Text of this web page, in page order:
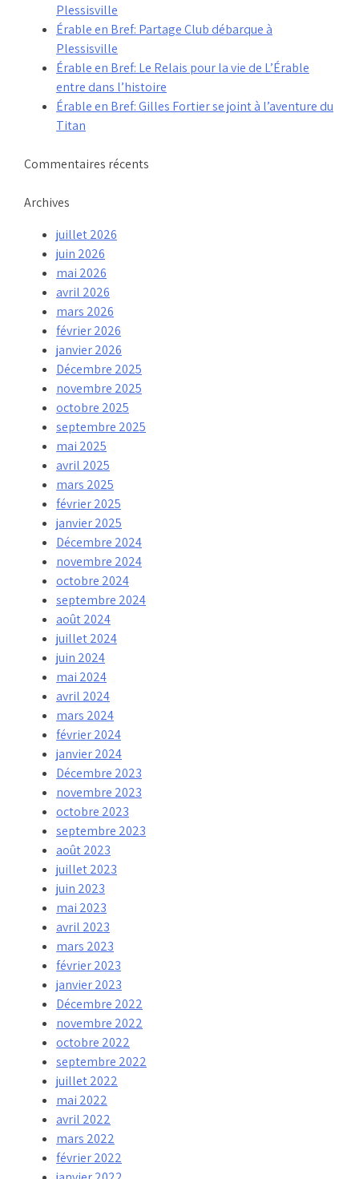
Plessisville
Érable en Bref: Partage Club débarque à
Plessisville
Érable en Bref: Le Relais pour la vie de L’Érable
entre dans l’histoire
Érable en Bref: Gilles Fortier se joint à l’aventure du
Titan
Commentaires récents
Archives
juillet 2026
juin 2026
mai 2026
avril 2026
mars 2026
février 2026
janvier 2026
Décembre 2025
novembre 2025
octobre 2025
septembre 2025
mai 2025
avril 2025
mars 2025
février 2025
janvier 2025
Décembre 2024
novembre 2024
octobre 2024
septembre 2024
août 2024
juillet 2024
juin 2024
mai 2024
avril 2024
mars 2024
février 2024
janvier 2024
Décembre 2023
novembre 2023
octobre 2023
septembre 2023
août 2023
juillet 2023
juin 2023
mai 2023
avril 2023
mars 2023
février 2023
janvier 2023
Décembre 2022
novembre 2022
octobre 2022
septembre 2022
juillet 2022
mai 2022
avril 2022
mars 2022
février 2022